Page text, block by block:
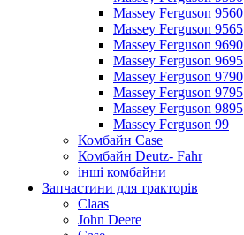
Massey Ferguson 9560
Massey Ferguson 9565
Massey Ferguson 9690
Massey Ferguson 9695
Massey Ferguson 9790
Massey Ferguson 9795
Massey Ferguson 9895
Massey Ferguson 99
Комбайн Case
Комбайн Deutz- Fahr
інші комбайни
Запчастини для тракторів
Claas
John Deere